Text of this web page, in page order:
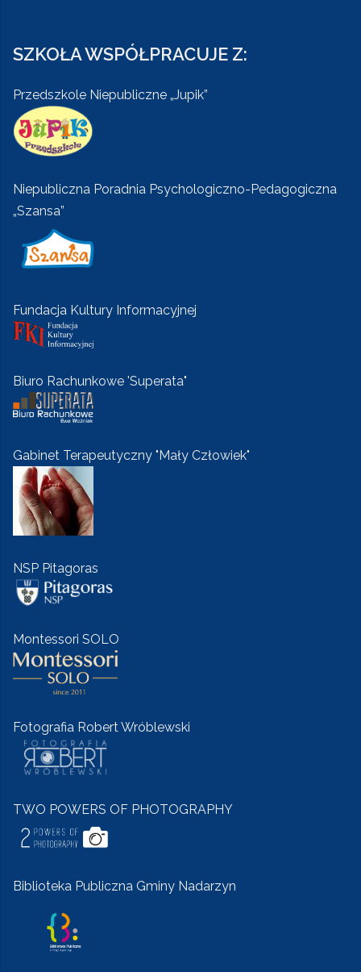
SZKOŁA WSPÓŁPRACUJE Z:
Przedszkole Niepubliczne „Jupik”
Niepubliczna Poradnia Psychologiczno-Pedagogiczna
„Szansa”
Fundacja Kultury Informacyjnej
Biuro Rachunkowe 'Superata"
Gabinet Terapeutyczny "Mały Człowiek"
NSP Pitagoras
Montessori SOLO
Fotografia Robert Wróblewski
TWO POWERS OF PHOTOGRAPHY
Biblioteka Publiczna Gminy Nadarzyn